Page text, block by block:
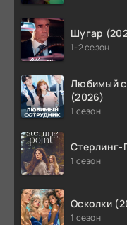
Шугар
1-2 сезон
Любимый
(2026)
1 сезон
Стерлинг-
1 сезон
Осколки
1 сезон